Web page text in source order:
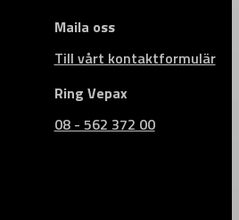
Maila oss
Till vårt kontaktformulär
Ring Vepax
08 - 562 372 00